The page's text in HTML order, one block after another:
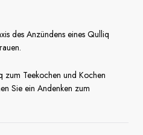
des Anzündens eines Qulliq
zum Teekochen und Kochen
Sie ein Andenken zum